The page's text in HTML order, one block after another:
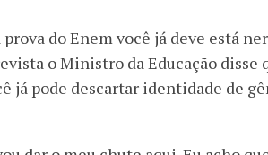
do Enem você já deve está
o Ministro da Educação
já pode descartar identidade de